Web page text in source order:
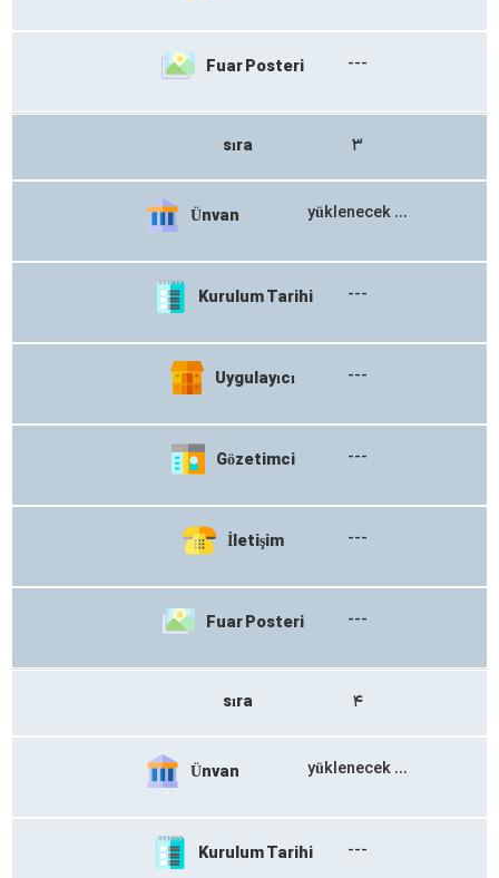
Fuar Posteri ---
sıra ۳
Ünvan yüklenecek ...​​
Kurulum Tarihi ---
Uygulayıcı ---
Gözetimci ---
İletişim ---
Fuar Posteri ---
sıra ۴
Ünvan yüklenecek ...​​
Kurulum Tarihi ---